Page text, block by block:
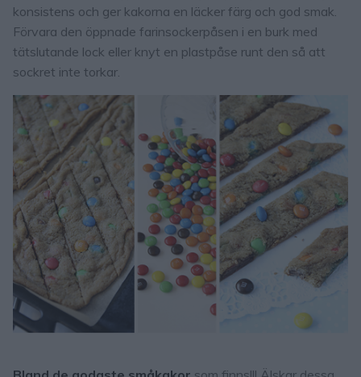
konsistens och ger kakorna en läcker färg och god smak.
Förvara den öppnade farinsockerpåsen i en burk med
tätslutande lock eller knyt en plastpåse runt den så att
sockret inte torkar.